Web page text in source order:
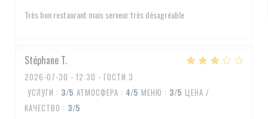
Très bon restaurant mais serveur très désagréable
Stéphane T
2026-07-30 - 12:30 - ГОСТИ 3
УСЛУГИ : 3/5 АТМОСФЕРА : 4/5 МЕНЮ : 3/5 ЦЕНА /
КАЧЕСТВО : 3/5